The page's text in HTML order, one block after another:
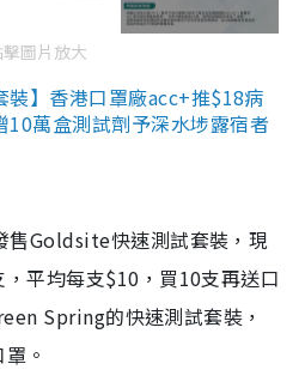
擊圖片放大
裝】香港口罩廠acc+推$18病
萬盒測試劑予深水埗露宿者
售Goldsite快速測試套裝，現
平均每支$10，買10支再送口
Spring的快速測試套裝，
。